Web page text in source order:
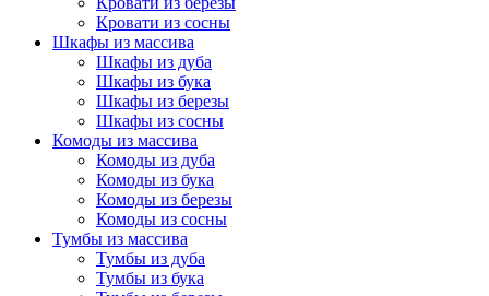
Кровати из сосны
Шкафы из массива
Шкафы из дуба
Шкафы из бука
Шкафы из березы
Шкафы из сосны
Комоды из массива
Комоды из дуба
Комоды из бука
Комоды из березы
Комоды из сосны
Тумбы из массива
Тумбы из дуба
Тумбы из бука